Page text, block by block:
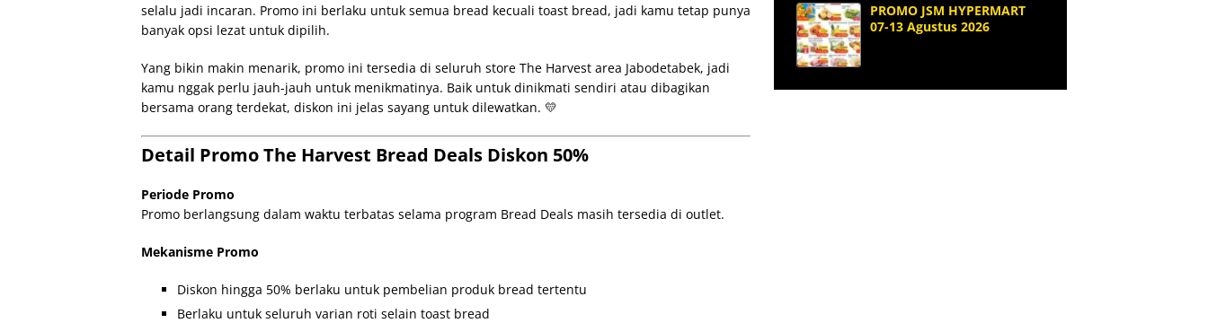
selalu jadi incaran. Promo ini berlaku untuk semua bread kecuali toast bread, jadi kamu tetap punya
banyak opsi lezat untuk dipilih.
Yang bikin makin menarik, promo ini tersedia di seluruh store The Harvest area Jabodetabek, jadi
kamu nggak perlu jauh-jauh untuk menikmatinya. Baik untuk dinikmati sendiri atau dibagikan
bersama orang terdekat, diskon ini jelas sayang untuk dilewatkan. 💛
Detail Promo The Harvest Bread Deals Diskon 50%
Periode Promo
Promo berlangsung dalam waktu terbatas selama program Bread Deals masih tersedia di outlet.
Mekanisme Promo
Diskon hingga 50% berlaku untuk pembelian produk bread tertentu
Berlaku untuk seluruh varian roti selain toast bread
PROMO JSM HYPERMART
07-13 Agustus 2026